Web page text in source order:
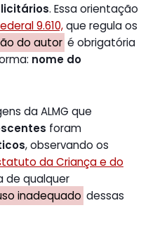
. Essa orientação
9.610,que regula os
do autor é obrigatória
nome do
da ALMG que
foram
, observando os
da Criança e do
de qualquer
inadequado dessas